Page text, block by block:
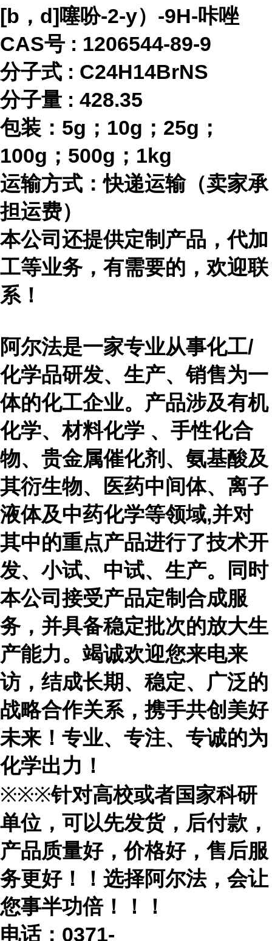
[b，d]噻吩-2-y）-9H-咔唑
CAS号 : 1206544-89-9
分子式 : C24H14BrNS
分子量 : 428.35
包装： 5g；10g；25g；
100g；500g；1kg
运输方式：快递运输（卖家承
担运费）
本公司还提供定制产品，代加
工等业务，有需要的，欢迎联
系！
阿尔法是一家专业从事化工/
化学品研发、生产、销售为一
体的化工企业。产品涉及有机
化学、材料化学 、手性化合
物、贵金属催化剂、氨基酸及
其衍生物、医药中间体、离子
液体及中药化学等领域,并对
其中的重点产品进行了技术开
发、小试、中试、生产。同时
本公司接受产品定制合成服
务，并具备稳定批次的放大生
产能力。竭诚欢迎您来电来
访，结成长期、稳定、广泛的
战略合作关系，携手共创美好
未来！专业、专注、专诚的为
化学出力！
※※※针对高校或者国家科研
单位，可以先发货，后付款，
产品质量好，价格好，售后服
务更好！！选择阿尔法，会让
您事半功倍！！！
电话： 0371-